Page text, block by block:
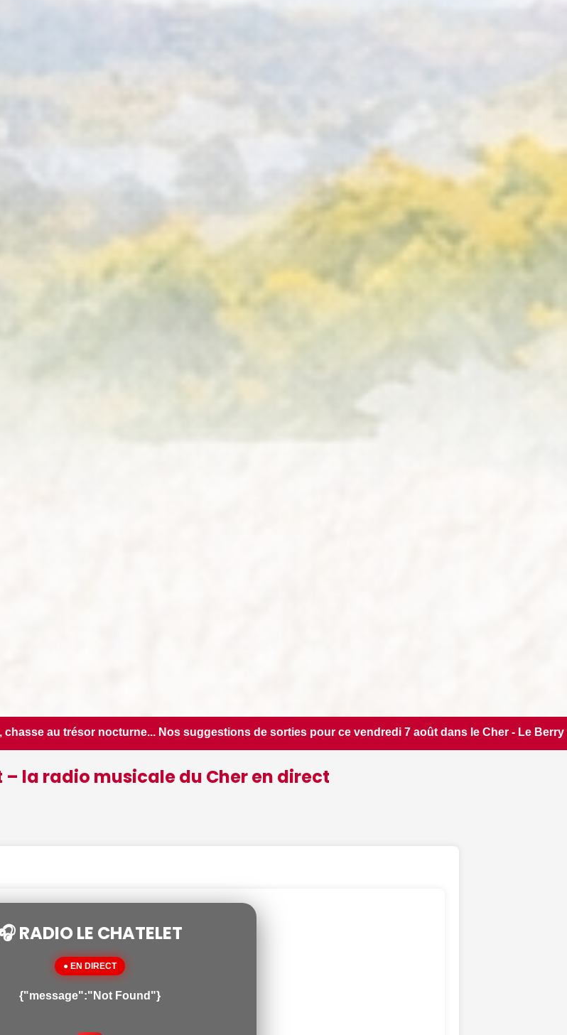
ce vendredi 7 août dans le Cher - Le Berry Républicain • 📰 iPhone 18 Pro : il sera bien
– la radio musicale du Cher en direct
RADIO LE CHATELET
● EN DIRECT
{"message":"Not Found"}